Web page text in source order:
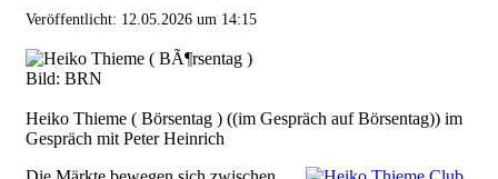
Veröffentlicht: 12.05.2026 um 14:15
Bild: BRN
Heiko Thieme ( Börsentag ) ((im Gespräch auf Börsentag)) im
Gespräch mit Peter Heinrich